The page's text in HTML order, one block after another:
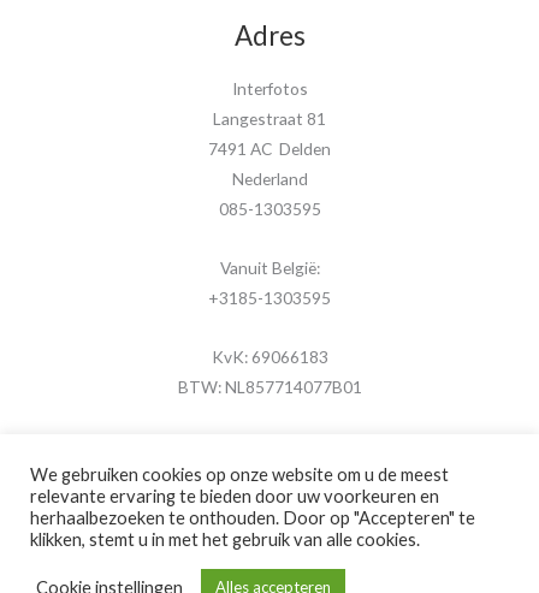
Adres
Interfotos
Langestraat 81
7491 AC Delden
Nederland
085-1303595
Vanuit België:
+3185-1303595
KvK: 69066183
BTW: NL857714077B01
Copyright © 2026 MijnFotolijstje.nl
Powered by Brouwer Digitaal
We gebruiken cookies op onze website om u de meest
relevante ervaring te bieden door uw voorkeuren en
herhaalbezoeken te onthouden. Door op "Accepteren" te
klikken, stemt u in met het gebruik van alle cookies.
Cookie instellingen Alles accepteren